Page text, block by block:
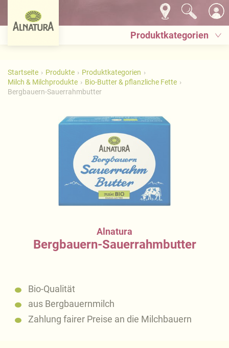
Produktkategorien
Startseite Produkte
Produktkategorien
Milch & Milchprodukte
Bio-Butter & pflanzliche Fette
Bergbauern-Sauerrahmbutter
Alnatura
Bergbauern-Sauerrahmbutter
Bio-Qualität
aus Bergbauernmilch
Zahlung fairer Preise an die Milchbauern